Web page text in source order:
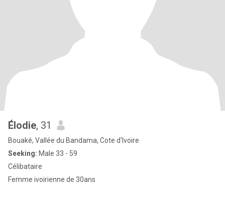
Élodie, 31
Bouaké, Vallée du Bandama, Cote d'Ivoire
Seeking: Male 33 - 59
Célibataire
Femme ivoirienne de 30ans